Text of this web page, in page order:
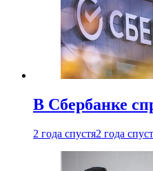
В Сбербанке
2 года спустя2 года